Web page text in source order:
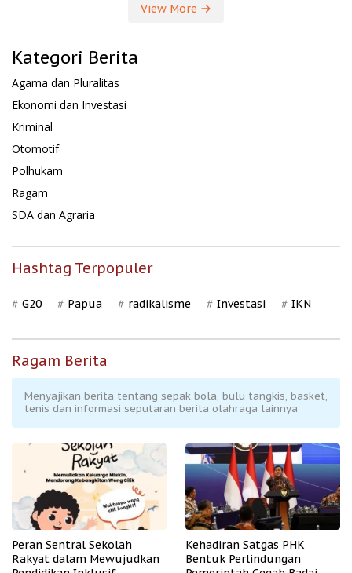
View More
Kategori Berita
Agama dan Pluralitas
Ekonomi dan Investasi
Kriminal
Otomotif
Polhukam
Ragam
SDA dan Agraria
Hashtag Terpopuler
G20 Papua radikalisme Investasi IKN
Ragam Berita
Menyajikan berita tentang sepak bola, bulu tangkis, basket,
tenis dan informasi seputaran berita olahraga lainnya
Peran Sentral Sekolah
Rakyat dalam Mewujudkan
Kehadiran Satgas PHK
Bentuk Perlindungan